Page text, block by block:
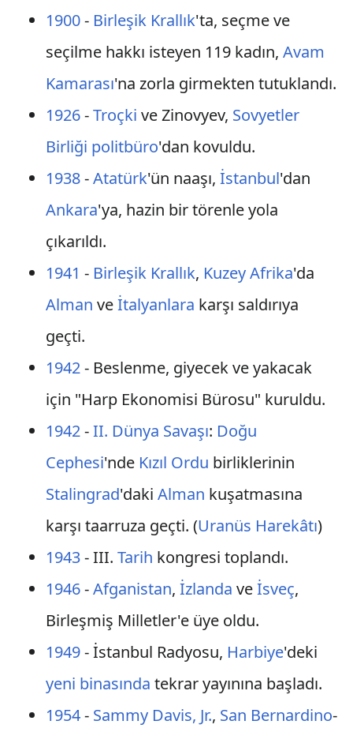
1900- Birleşik Krallık'ta, seçme ve
seçilme hakkı isteyen 119 kadın, Avam
Kamarası'na zorla girmekten tutuklandı.
1926-Troçki ve Zinovyev, Sovyetler
Birliği politbüro'dan kovuldu.
1938-Atatürk'ün naaşı, İstanbul'dan
Ankara'ya, hazin bir törenle yola
çıkarıldı.
1941 - Birleşik Krallık, Kuzey Afrika'da
Alman veİtalyanlara karşı saldırıya
geçti.
1942- Beslenme, giyecek ve yakacak
için "Harp Ekonomisi Bürosu" kuruldu.
1942-II. Dünya Savaşı: Doğu
Cephesi'nde Kızıl Ordu birliklerinin
Stalingrad'daki Alman kuşatmasına
karşı taarruza geçti. (Uranüs Harekâtı)
1943- III. Tarih kongresi toplandı.
1946-Afganistan, İzlanda veİsveç,
Birleşmiş Milletler'e üye oldu.
1949- İstanbul Radyosu, Harbiye'deki
yeni binasında tekrar yayınına başladı.
1954- Sammy Davis, Jr., San Bernardino-